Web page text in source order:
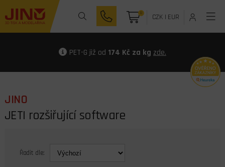
0 CZK| EUR
PET-G již od 174 Kč za kg zde.
JINO
JETI rozšiřující software
Řadit dle: